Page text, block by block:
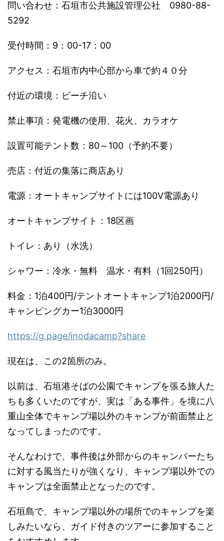
問い合わせ：石垣市公共施設管理公社 0980-88-
5292
受付時間：9：00-17：00
アクセス：石垣市内中心部から車で約４０分
付近の環境：ビーチ沿い
禁止事項：発電機の使用、花火、カラオケ
設置可能テント数：80～100（予約不要）
売店：付近の集落に商店あり
電源：オートキャンプサイトには100V電源あり
オートキャンプサイト：18区画
トイレ：あり（水洗）
シャワー：冷水・無料 温水・有料（1回250円）
料金：1泊400円/テントオートキャンプ1泊2000円/
キャンピングカー1泊3000円
https://g.page/inodacamp?share
現在は、この2箇所のみ。
以前は、 石垣港そばの公園でキャンプを張る旅人た
ちも多くいたのですが、 実は「ある事件」 を境に八
重山全体でキャンプ場以外のキャンプが前面禁止と
なって しまったのです。
そんなわけで、 事件後は外部からのキャンパーたち
に対する風当たりが強くなり、 キャンプ場以外での
キャンプは全面禁止となったのです。
石垣島で、キャンプ場以外の場所でのキャンプを楽
しみたいなら、 ガイド付きのツアーに参加すること